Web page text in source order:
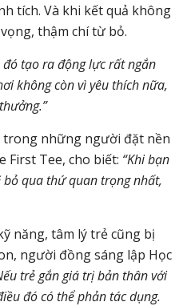
tích. Và khi kết quả không
thậm chí từ bỏ.
tạo ra động lực rất ngắn
không còn vì yêu thích nữa,
trong những người đặt nền
First Tee, cho biết: “Khi bạn
qua thứ quan trọng nhất,
năng, tâm lý trẻ cũng bị
người đồng sáng lập Học
trẻ gắn giá trị bản thân với
đó có thể phản tác dụng.